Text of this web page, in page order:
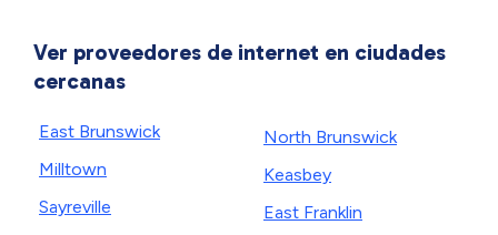
Ver proveedores de internet en ciudades
cercanas
East Brunswick
Milltown
Sayreville
North Brunswick
Keasbey
East Franklin